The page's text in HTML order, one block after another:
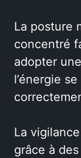
La posture
concentré
adopter
l’énergie
La
grâce à